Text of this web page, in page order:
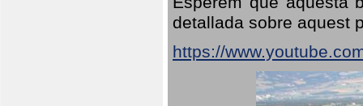
detallada sobre aquest
https://